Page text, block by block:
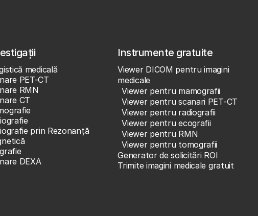
medicală
PET-CT
RMN
CT
prin Rezonanță
DEXA
Instrumente gratuite
Viewer DICOM pentru imagini
medicale
Viewer pentru mamografii
Viewer pentru scanari PET-CT
Viewer pentru radiografii
Viewer pentru ecografii
Viewer pentru RMN
Viewer pentru tomografii
Generator de solicitări ROI
Trimite imagini medicale gratuit